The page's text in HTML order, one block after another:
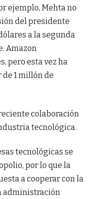
ejemplo, Mehta no
del presidente
a la segunda
Amazon
pero esta vez ha
1 millón de
colaboración
tecnológica.
tecnológicas se
por lo que la
a cooperar con la
administración